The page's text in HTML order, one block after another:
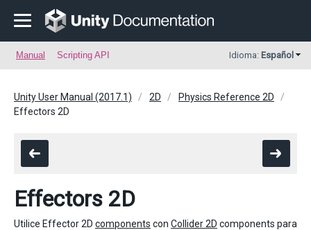
Manual Scripting API Idioma: Español
Unity User Manual (2017.1) 2D
Physics Reference 2D
Effectors 2D
Effectors 2D
Utilice Effector 2D components con Collider 2D components para